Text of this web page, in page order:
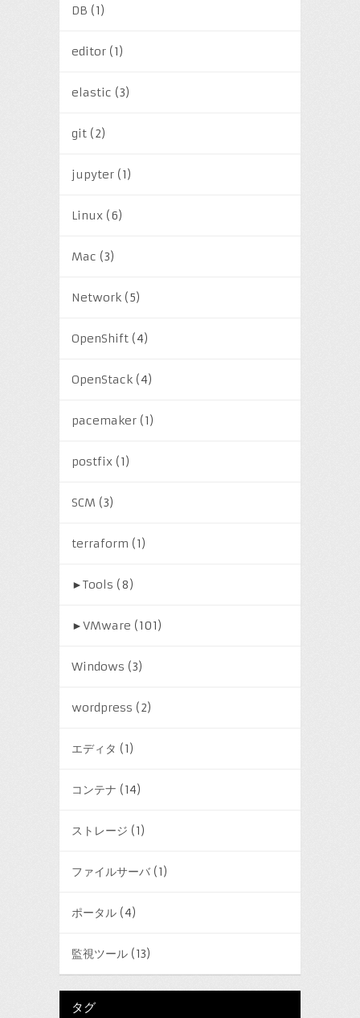
DB (1)
editor(1)
elastic (3)
git(2)
jupyter(1)
Linux(6)
Mac (3)
Network(5)
OpenShift(4)
OpenStack(4)
pacemaker(1)
postfix(1)
SCM (3)
terraform (1)
►Tools (8)
►VMware (101)
Windows (3)
wordpress (2)
エディタ (1)
コンテナ (14)
ストレージ (1)
ファイルサーバ(1)
ポータル(4)
監視ツール(13)
タグ